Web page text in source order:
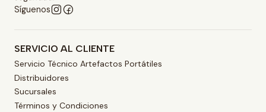
Síguenos
SERVICIO AL CLIENTE
Servicio Técnico Artefactos Portátiles
Distribuidores
Sucursales
Términos y Condiciones